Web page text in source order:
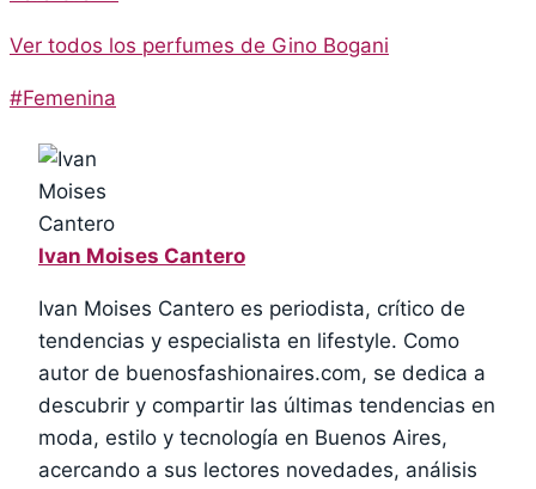
Ver todos los perfumes de Gino Bogani
Post
#Femenina
Ivan Moises Cantero
Ivan Moises Cantero es periodista, crítico de
tendencias y especialista en lifestyle. Como
autor de buenosfashionaires.com, se dedica a
descubrir y compartir las últimas tendencias en
moda, estilo y tecnología en Buenos Aires,
acercando a sus lectores novedades, análisis